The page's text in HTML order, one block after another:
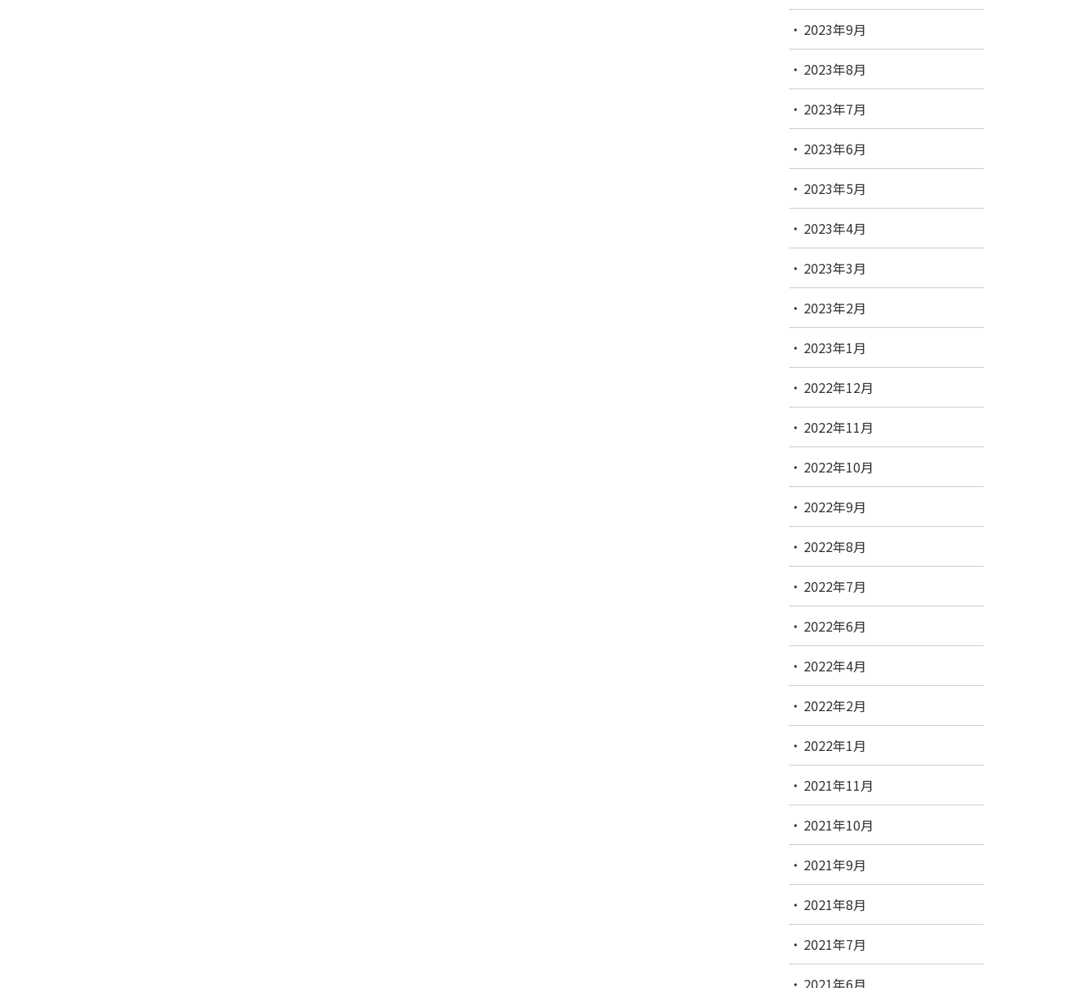
2023年9月
2023年8月
2023年7月
2023年6月
2023年5月
2023年4月
2023年3月
2023年2月
2023年1月
2022年12月
2022年11月
2022年10月
2022年9月
2022年8月
2022年7月
2022年6月
2022年4月
2022年2月
2022年1月
2021年11月
2021年10月
2021年9月
2021年8月
2021年7月
2021年6月